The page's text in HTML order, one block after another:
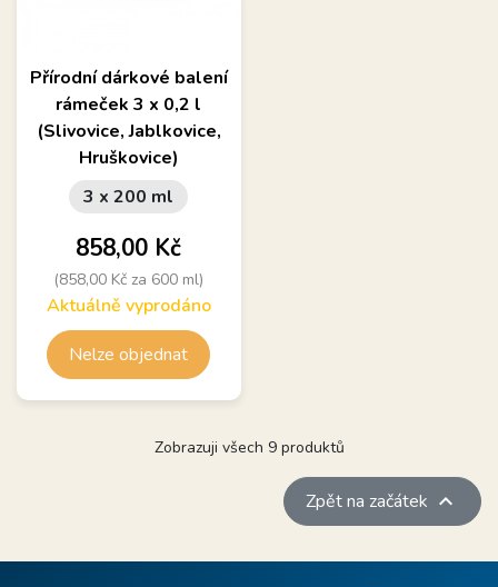
Přírodní dárkové balení
rámeček 3 x 0,2 l
(Slivovice, Jablkovice,
Hruškovice)
3 x 200 ml
Cena
858,00 Kč
(858,00 Kč za 600 ml)
Aktuálně vyprodáno
Nelze objednat
Zobrazuji všech 9 produktů
Zpět na začátek 